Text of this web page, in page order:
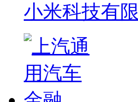
小米科技有限